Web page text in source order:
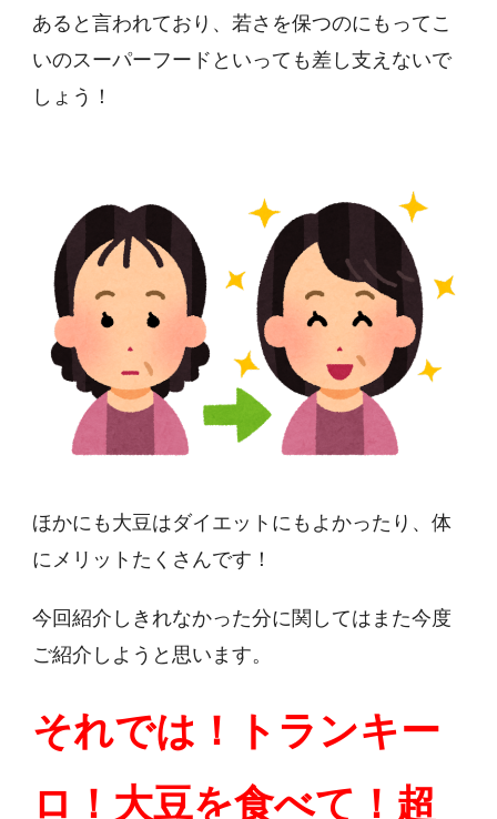
あると言われており、若さを保つのにもってこ
いのスーパーフードといっても差し支えないで
しょう！
ほかにも大豆はダイエットにもよかったり、体
にメリットたくさんです！
今回紹介しきれなかった分に関してはまた今度
ご紹介しようと思います。
それでは！トランキー
ロ！大豆を食べて！超